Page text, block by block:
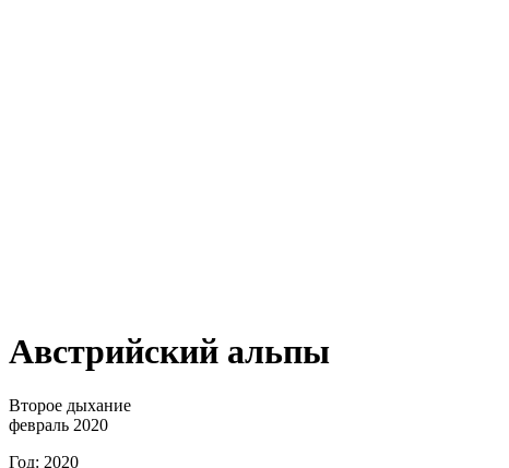
Австрийский альпы
Второе дыхание
февраль 2020
Год: 2020